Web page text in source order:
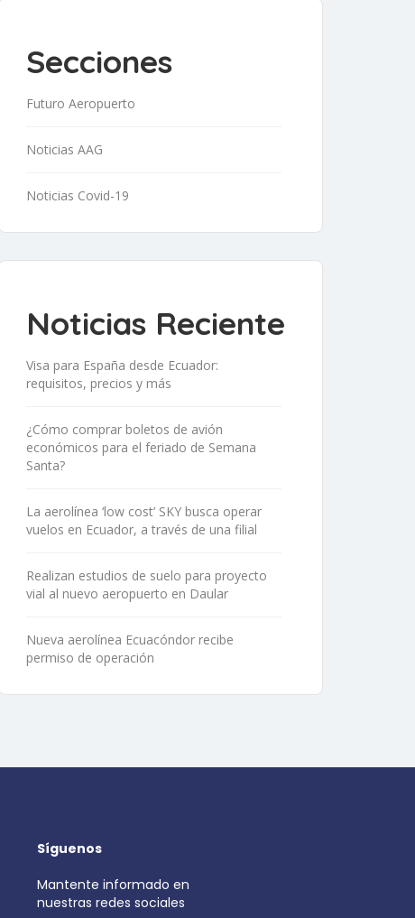
Secciones
Futuro Aeropuerto
Noticias AAG
Noticias Covid-19
Noticias Reciente
Visa para España desde Ecuador:
requisitos, precios y más
¿Cómo comprar boletos de avión
económicos para el feriado de Semana
Santa?
La aerolínea ‘low cost’ SKY busca operar
vuelos en Ecuador, a través de una filial
Realizan estudios de suelo para proyecto
vial al nuevo aeropuerto en Daular
Nueva aerolínea Ecuacóndor recibe
permiso de operación
Síguenos
Mantente informado en
nuestras redes sociales